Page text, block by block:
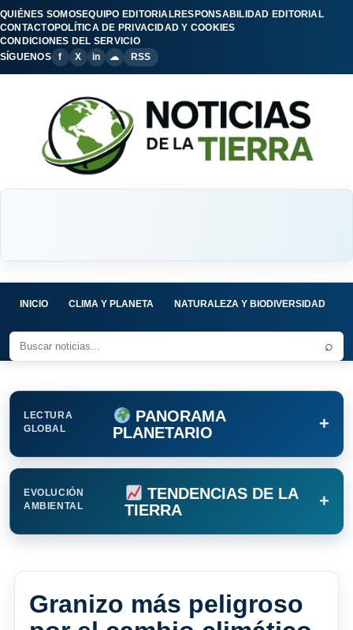
QUIÉNES SOMOSEQUIPO EDITORIALRESPONSABILIDAD EDITORIAL
CONTACTOPOLÍTICA DE PRIVACIDAD Y COOKIES
CONDICIONES DEL SERVICIO
SÍGUENOS
f X in ☁ RSS
INICIO CLIMA Y PLANETA NATURALEZA Y BIODIVERSIDAD
⌕
LECTURA
GLOBAL
PANORAMA
PLANETARIO
+
EVOLUCIÓN
AMBIENTAL
TENDENCIAS DE LA
TIERRA
+
Granizo más peligroso